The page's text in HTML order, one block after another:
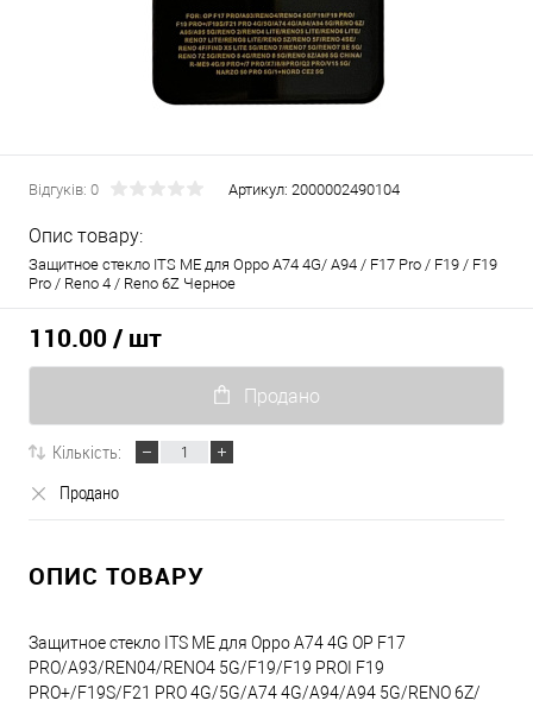
Відгуків: 0 Артикул: 2000002490104
Опис товару:
Защитное стекло ITS ME для Oppo A74 4G/ A94 / F17 Pro / F19 / F19
Pro / Reno 4 / Reno 6Z Черное
110.00 / шт
Продано
Кількість:
Продано
ОПИС ТОВАРУ
Защитное стекло ITS ME для Oppo A74 4G OP F17
PRO/A93/REN04/RENO4 5G/F19/F19 PROI F19
PRO+/F19S/F21 PRO 4G/5G/A74 4G/A94/A94 5G/RENO 6Z/